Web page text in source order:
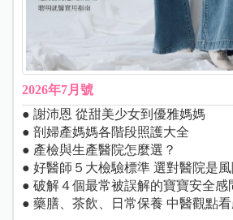
2026年7月號
● 謝沛恩 從甜美少女到優雅媽媽
● 剖婦產媽媽各階段照護大全
● 產檢與生產醫院怎麼選？
● 好醫師５大檢驗標準 選對醫院是
● 破解４個最常被誤解的寶寶安全感
● 藥膳、茶飲、日常保養 中醫觀點